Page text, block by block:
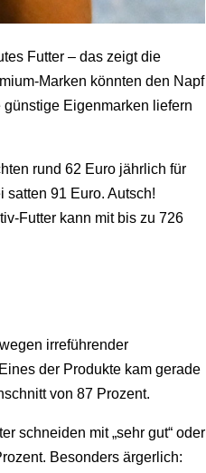
Futter – das zeigt die
Marken könnten den Napf
Eigenmarken liefern
rund 62 Euro jährlich für
91 Euro. Autsch!
Futter kann mit bis zu 726
irreführender
der Produkte kam gerade
von 87 Prozent.
schneiden mit „sehr gut“ oder
Besonders ärgerlich: